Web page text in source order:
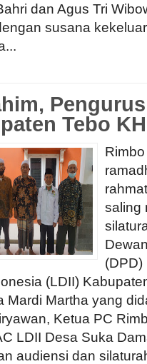
dan Agus Tri
susana
Tebo
saling
(LDII)
Mardi Martha yang
Ketua PC
LDII Desa Suka
audiensi dan